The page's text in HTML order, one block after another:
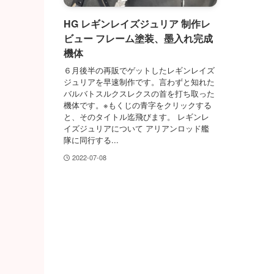
HG レギンレイズジュリア 制作レ
ビュー フレーム塗装、墨入れ完成
機体
６月後半の再販でゲットしたレギンレイズ
ジュリアを早速制作です。言わずと知れた
バルバトスルクスレクスの首を打ち取った
機体です。※もくじの青字をクリックする
と、そのタイトル迄飛びます。 レギンレ
イズジュリアについて アリアンロッド艦
隊に同行する...
2022-07-08